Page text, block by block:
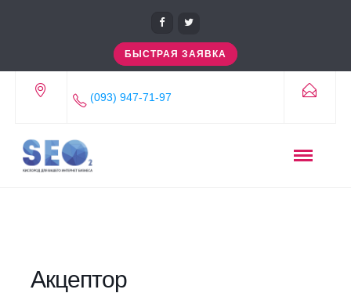
БЫСТРАЯ ЗАЯВКА
(093) 947-71-97
Акцептор